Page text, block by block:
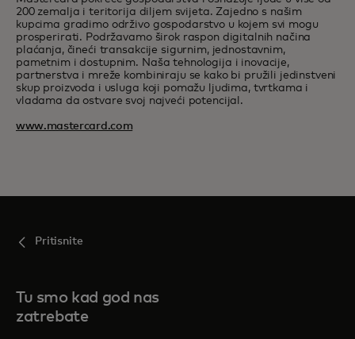
200 zemalja i teritorija diljem svijeta. Zajedno s našim
kupcima gradimo održivo gospodarstvo u kojem svi mogu
prosperirati. Podržavamo širok raspon digitalnih načina
plaćanja, čineći transakcije sigurnim, jednostavnim,
pametnim i dostupnim. Naša tehnologija i inovacije,
partnerstva i mreže kombiniraju se kako bi pružili jedinstveni
skup proizvoda i usluga koji pomažu ljudima, tvrtkama i
vladama da ostvare svoj najveći potencijal.
www.mastercard.com
Pritisnite
Tu smo kad god nas
zatrebate